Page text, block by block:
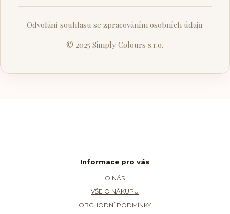
Odvolání souhlasu se zpracováním osobních údajů
© 2025 Simply Colours s.r.o.
Informace pro vás
O NÁS
VŠE O NÁKUPU
OBCHODNÍ PODMÍNKY